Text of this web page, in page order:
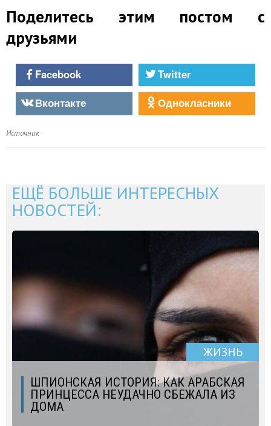
Поделитесь этим постом с
друзьями
Facebook
Twitter
Вконтакте
Однокласники
Источник
ЕЩЁ БОЛЬШЕ ИНТЕРЕСНЫХ
НОВОСТЕЙ:
ЖИЗНЬ
ШПИОНСКАЯ ИСТОРИЯ: КАК АРАБСКАЯ
ПРИНЦЕССА НЕУДАЧНО СБЕЖАЛА ИЗ
ДОМА